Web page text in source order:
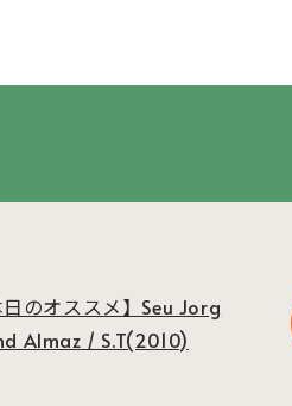
日のオススメ】Seu Jorg
Almaz / S.T(2010)